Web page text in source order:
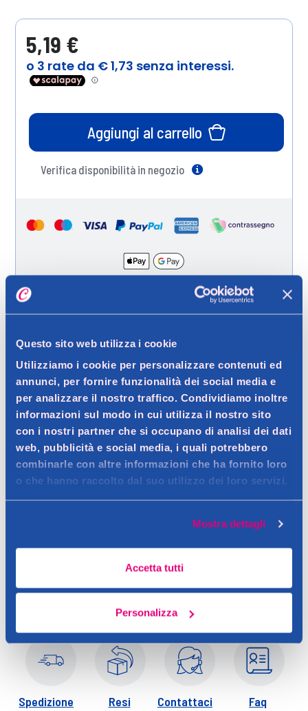
Questo sito web utilizza i cookie
Utilizziamo i cookie per personalizzare contenuti ed
annunci, per fornire funzionalità dei social media e
per analizzare il nostro traffico. Condividiamo inoltre
informazioni sul modo in cui utilizza il nostro sito
con i nostri partner che si occupano di analisi dei dati
web, pubblicità e social media, i quali potrebbero
combinarle con altre informazioni che ha fornito loro
o che hanno raccolto dal suo utilizzo dei loro servizi.
Mostra dettagli
Accetta tutti
Personalizza
5,19 €
Aggiungi al carrello
Verifica disponibilità in negozio
Dettagli prodotto
Descrizione
Per flussi normali. E' l'unico assorbente sul mercato studiato
triplice azione: intercetta la particella di odore, la cattura e
infine la neutralizza per renderla inodore. Assorbe in pochi
istanti ed e studiato per neutralizzare a lungo l'odore.
Spedizione Resi Contattaci Faq